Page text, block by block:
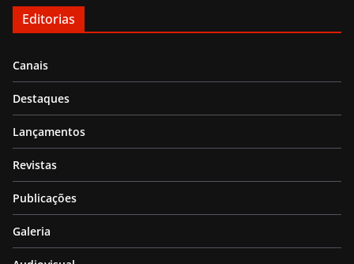
Editorias
Canais
Destaques
Lançamentos
Revistas
Publicações
Galeria